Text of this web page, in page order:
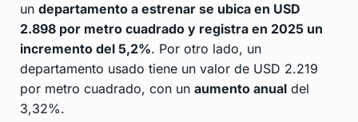
un departamento a estrenar se ubica en USD
2.898 por metro cuadrado y registra en 2025 un
incremento del 5,2%. Por otro lado, un
departamento usado tiene un valor de USD 2.219
por metro cuadrado, con un aumento anual del
3,32%.